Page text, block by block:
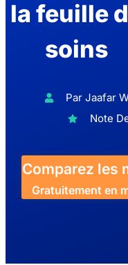
la feuille
soins
Par Jaafar
Note
Comparez les
Gratuitement en